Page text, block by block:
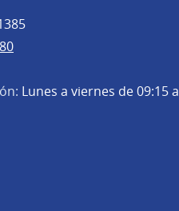
Lunes a viernes de 09:15 a